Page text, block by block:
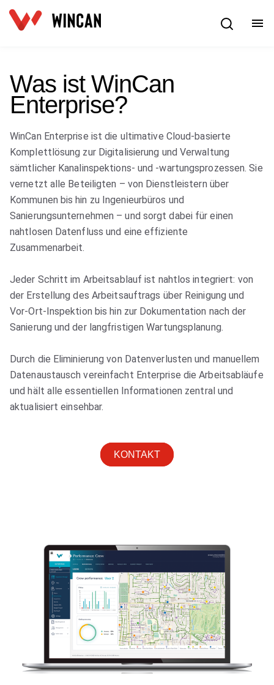
Deutsch
Was ist WinCan
Enterprise?
WinCan Enterprise ist die ultimative Cloud-basierte
Komplettlösung zur Digitalisierung und Verwaltung
sämtlicher Kanalinspektions- und -wartungsprozessen. Sie
vernetzt alle Beteiligten – von Dienstleistern über
Kommunen bis hin zu Ingenieurbüros und
Sanierungsunternehmen – und sorgt dabei für einen
nahtlosen Datenfluss und eine effiziente
Zusammenarbeit.
Jeder Schritt im Arbeitsablauf ist nahtlos integriert: von
der Erstellung des Arbeitsauftrags über Reinigung und
Vor-Ort-Inspektion bis hin zur Dokumentation nach der
Sanierung und der langfristigen Wartungsplanung.
Durch die Eliminierung von Datenverlusten und manuellem
Datenaustausch vereinfacht Enterprise die Arbeitsabläufe
und hält alle essentiellen Informationen zentral und
aktualisiert einsehbar.
KONTAKT